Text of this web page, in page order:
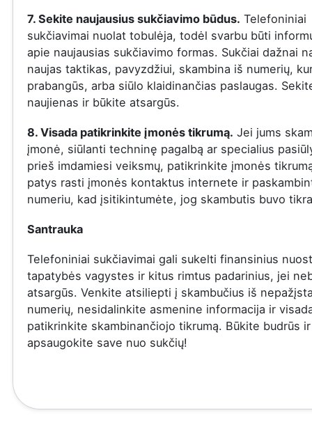
7. Sekite naujausius sukčiavimo būdus. Telefoniniai
sukčiavimai nuolat tobulėja, todėl svarbu būti
apie naujausias sukčiavimo formas. Sukčiai dažnai
naujas taktikas, pavyzdžiui, skambina iš numerių,
prabangūs, arba siūlo klaidinančias paslaugas.
naujienas ir būkite atsargūs.
8. Visada patikrinkite įmonės tikrumą. Jei jums
įmonė, siūlanti techninę pagalbą ar specialius
prieš imdamiesi veiksmų, patikrinkite įmonės
patys rasti įmonės kontaktus internete ir
numeriu, kad įsitikintumėte, jog skambutis buvo
Santrauka
Telefoniniai sukčiavimai gali sukelti finansinius
tapatybės vagystes ir kitus rimtus padarinius, jei
atsargūs. Venkite atsiliepti į skambučius iš
numerių, nesidalinkite asmenine informacija ir
patikrinkite skambinančiojo tikrumą. Būkite budrūs ir
apsaugokite save nuo sukčių!